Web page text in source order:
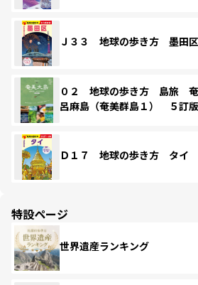
Ｊ３３ 地球の歩き方 墨田区
０２ 地球の歩き方 島旅
呂麻島（奄美群島１） ５訂版
Ｄ１７ 地球の歩き方 タイ
特設ページ
世界遺産ランキング